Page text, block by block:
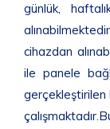
günlük,
cihazdan
ile panele
gerçekleştirilen